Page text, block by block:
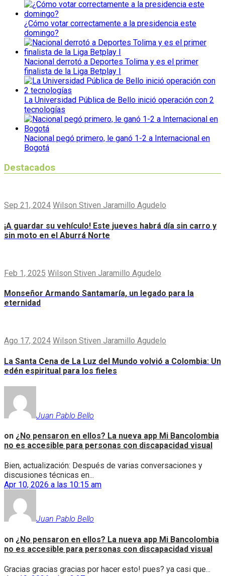
¿Cómo votar correctamente a la presidencia este
domingo?
Nacional derrotó a Deportes Tolima y es el primer
finalista de la Liga Betplay I
La Universidad Pública de Bello inició operación con 2
tecnologías
Nacional pegó primero, le ganó 1-2 a Internacional en
Bogotá
Destacados
Sep 21, 2024 Wilson Stiven Jaramillo Agudelo
¡A guardar su vehículo! Este jueves habrá día sin carro y
sin moto en el Aburrá Norte
Feb 1, 2025 Wilson Stiven Jaramillo Agudelo
Monseñor Armando Santamaría, un legado para la
eternidad
Ago 17, 2024 Wilson Stiven Jaramillo Agudelo
La Santa Cena de La Luz del Mundo volvió a Colombia: Un
edén espiritual para los fieles
Juan Pablo Bello
on ¿No pensaron en ellos? La nueva app Mi Bancolombia
no es accesible para personas con discapacidad visual
Bien, actualización: Después de varias conversaciones y
discusiones técnicas en...
Apr 10, 2026 a las 10:15 am
Juan Pablo Bello
on ¿No pensaron en ellos? La nueva app Mi Bancolombia
no es accesible para personas con discapacidad visual
Gracias gracias gracias por hacer esto! pues? ya casi que...